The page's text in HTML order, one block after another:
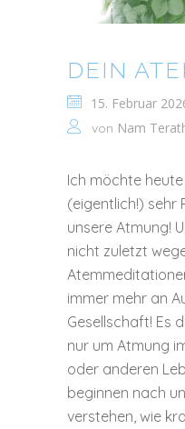
DEIN
15. Februar
von Nam
Ich möchte
(eigentlich!) sehr
unsere Atmung!
nicht zuletzt
immer mehr an
Gesellschaft! Es
nur um Atmung
oder anderen
beginnen nach
verstehen, wie